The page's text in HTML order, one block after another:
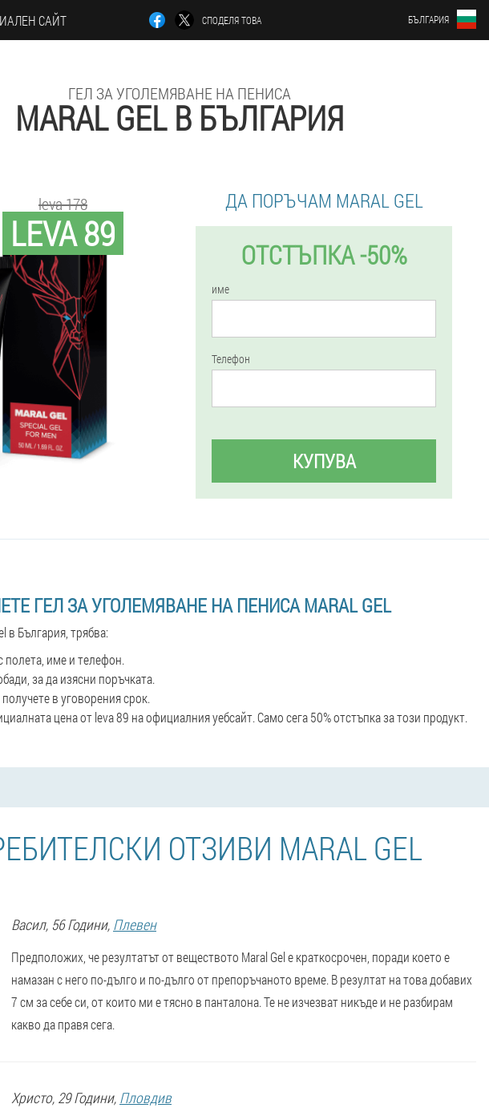
САЙТ СПОДЕЛЯ ТОВА БЪЛГАРИЯ
ГЕЛ ЗА УГОЛЕМЯВАНЕ НА ПЕНИСА
MARAL GEL В БЪЛГАРИЯ
LEVA 89
leva 178 ДА ПОРЪЧАМ MARAL GEL
ОТСТЪПКА -50%
име
Телефон
КУПУВА
ГЕЛ ЗА УГОЛЕМЯВАНЕ НА ПЕНИСА MARAL GEL
в България, трябва:
име и телефон.
за да изясни поръчката.
в уговорения срок.
цена от leva 89 на официалния уебсайт. Само сега 50% отстъпка за този продукт.
ОТЗИВИ MARAL GEL
Васил, 56 Години, Плевен
Предположих, че резултатът от веществото Maral Gel е краткосрочен, поради което е
намазан с него по-дълго и по-дълго от препоръчаното време. В резултат на това добавих
7 см за себе си, от които ми е тясно в панталона. Те не изчезват никъде и не разбирам
какво да правя сега.
Христо, 29 Години, Пловдив